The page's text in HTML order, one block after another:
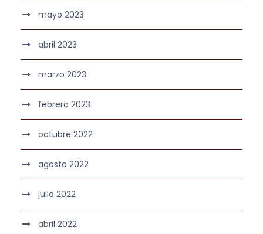
mayo 2023
abril 2023
marzo 2023
febrero 2023
octubre 2022
agosto 2022
julio 2022
abril 2022